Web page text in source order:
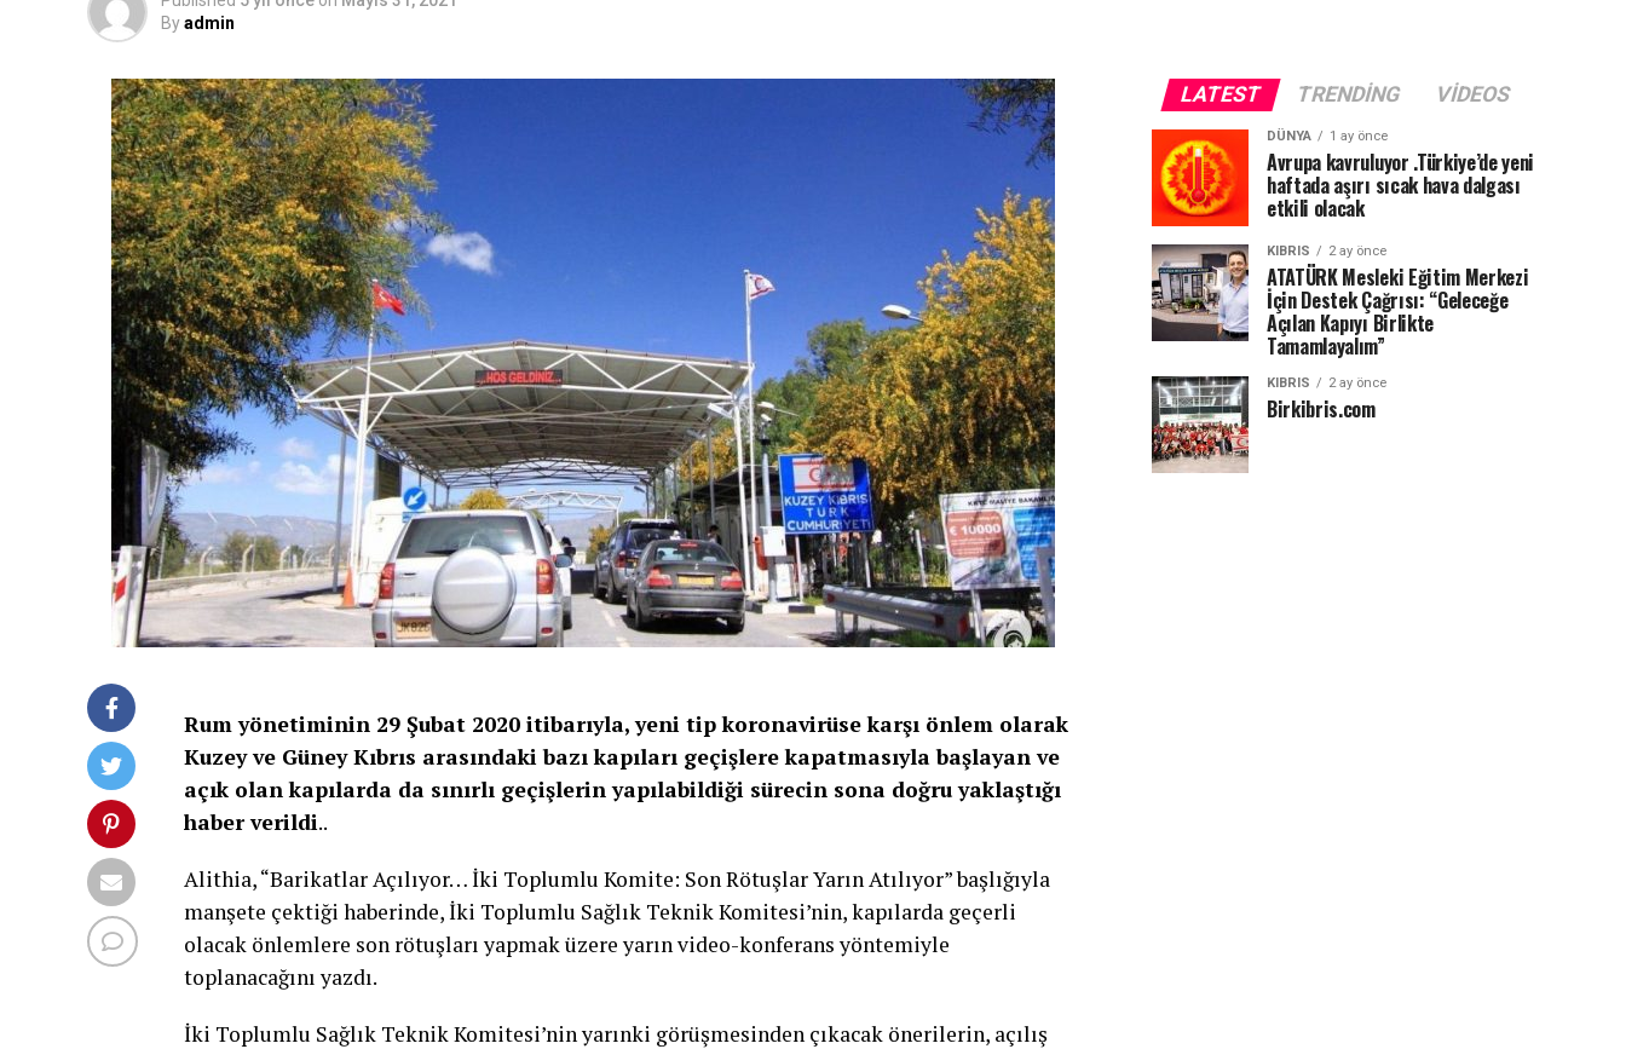
Byadmin
Rum yönetiminin 29 Şubat 2020 itibarıyla, yeni tip koronavirüse karşı önlem olarak
Kuzey ve Güney Kıbrıs arasındaki bazı kapıları geçişlere kapatmasıyla başlayan ve
açık olan kapılarda da sınırlı geçişlerin yapılabildiği sürecin sona doğru yaklaştığı
haber verildi..
Alithia, “Barikatlar Açılıyor… İki Toplumlu Komite: Son Rötuşlar Yarın Atılıyor” başlığıyla
manşete çektiği haberinde, İki Toplumlu Sağlık Teknik Komitesi’nin, kapılarda geçerli
olacak önlemlere son rötuşları yapmak üzere yarın video-konferans yöntemiyle
toplanacağını yazdı.
İki Toplumlu Sağlık Teknik Komitesi’nin yarınki görüşmesinden çıkacak önerilerin, açılış
LATEST TRENDING VIDEOS
DÜNYA 1 ay önce
Avrupa kavruluyor .Türkiye’de yeni
haftada aşırı sıcak hava dalgası
etkili olacak
KIBRIS 2 ay önce
ATATÜRK Mesleki Eğitim Merkezi
İçin Destek Çağrısı: “Geleceğe
Açılan Kapıyı Birlikte
Tamamlayalım”
KIBRIS 2 ay önce
Birkibris.com